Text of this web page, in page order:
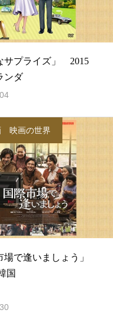
サプライズ」 2015
ダ
映画の世界
場で逢いましょう」
国